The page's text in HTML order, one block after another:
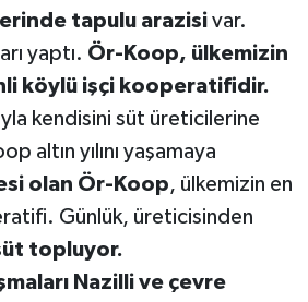
tapulu arazisivar.
yaptı. Ör-Koop, ülkemizin
köylü işçi kooperatifidir.
kendisini süt üreticilerine
altın yılını yaşamaya
olan Ör-Koop, ülkemizin en
Günlük, üreticisinden
topluyor.
Nazilli ve çevre